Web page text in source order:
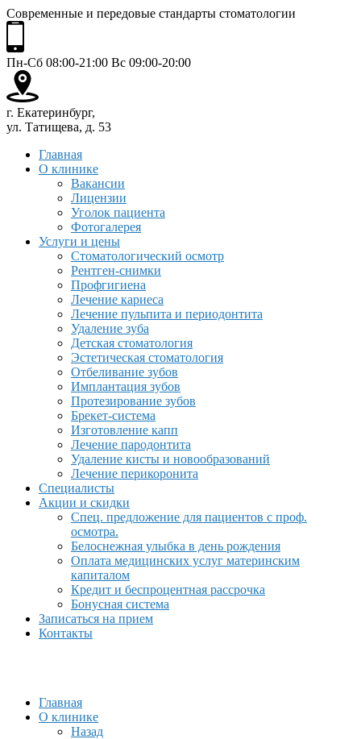
Современные и передовые стандарты стоматологии
Пн-Сб 08:00-21:00 Вс 09:00-20:00
г. Екатеринбург,
ул. Татищева, д. 53
Главная
О клинике
Вакансии
Лицензии
Уголок пациента
Фотогалерея
Услуги и цены
Стоматологический осмотр
Рентген-снимки
Профгигиена
Лечение кариеса
Лечение пульпита и периодонтита
Удаление зуба
Детская стоматология
Эстетическая стоматология
Отбеливание зубов
Имплантация зубов
Протезирование зубов
Брекет-система
Изготовление капп
Лечение пародонтита
Удаление кисты и новообразований
Лечение перикоронита
Специалисты
Акции и скидки
Спец. предложение для пациентов с проф.
осмотра.
Белоснежная улыбка в день рождения
Оплата медицинских услуг материнским
капиталом
Кредит и беспроцентная рассрочка
Бонусная система
Записаться на прием
Контакты
Главная
О клинике
Назад